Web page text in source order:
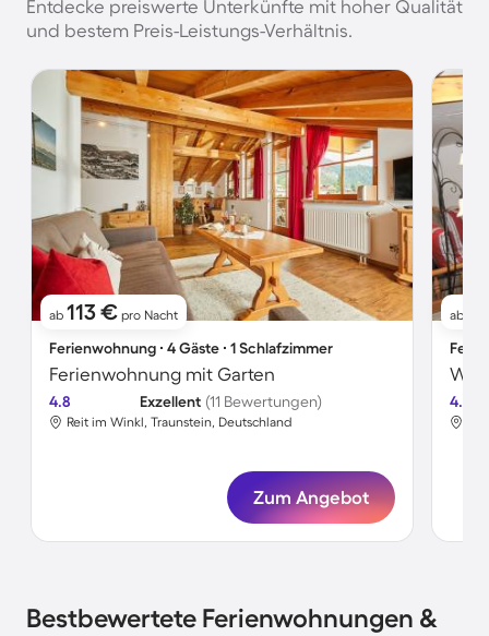
Entdecke preiswerte Unterkünfte mit hoher Qualität
und bestem Preis-Leistungs-Verhältnis.
ab 113 € pro Nacht
Ferienwohnung ∙ 4 Gäste ∙ 1 Schlafzimmer
Ferienwohnung mit Garten
4.8 Exzellent (11 Bewertungen)
Reit im Winkl, Traunstein, Deutschland
Zum Angebot
ab
4.7
Bestbewertete Ferienwohnungen &